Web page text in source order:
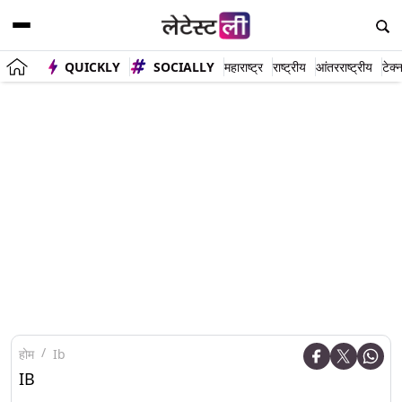
QUICKLY SOCIALLY महाराष्ट्र राष्ट्रीय आंतरराष्ट्रीय
होम Ib
IB